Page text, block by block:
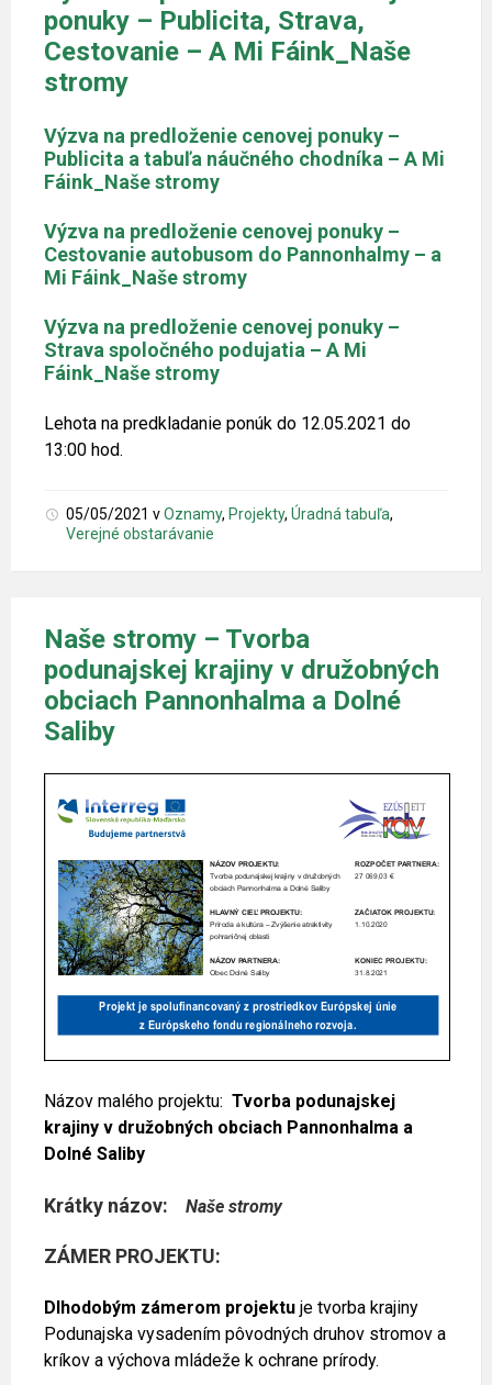
ponuky – Publicita, Strava,
Cestovanie – A Mi Fáink_Naše
stromy
Výzva na predloženie cenovej ponuky –
Publicita a tabuľa náučného chodníka – A Mi
Fáink_Naše stromy
Výzva na predloženie cenovej ponuky –
Cestovanie autobusom do Pannonhalmy – a
Mi Fáink_Naše stromy
Výzva na predloženie cenovej ponuky –
Strava spoločného podujatia – A Mi
Fáink_Naše stromy
Lehota na predkladanie ponúk do 12.05.2021 do
13:00 hod.
05/05/2021 vOznamy, Projekty, Úradná tabuľa,
Verejné obstarávanie
Naše stromy – Tvorba
podunajskej krajiny v družobných
obciach Pannonhalma a Dolné
Saliby
Názov malého projektu: Tvorba podunajskej
krajiny v družobných obciach Pannonhalma a
Dolné Saliby
Krátky názov: Naše stromy
ZÁMER PROJEKTU:
Dlhodobým zámerom projektu je tvorba krajiny
Podunajska vysadením pôvodných druhov stromov a
kríkov a výchova mládeže k ochrane prírody.